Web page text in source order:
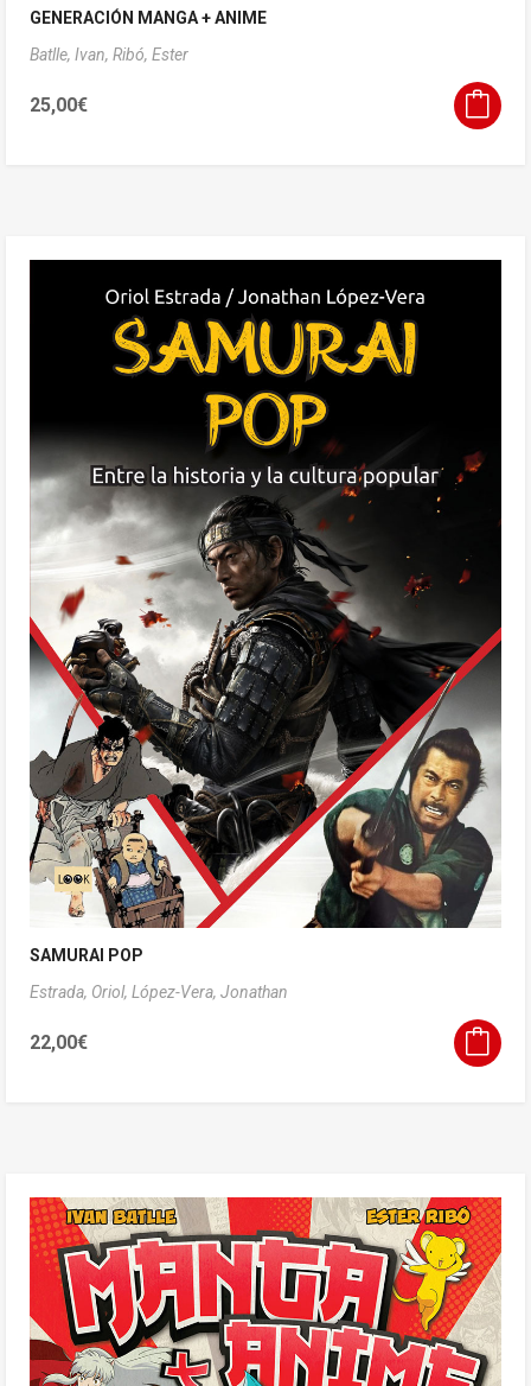
GENERACIÓN MANGA + ANIME
Batlle, Ivan, Ribó, Ester
25,00€
SAMURAI POP
Estrada, Oriol, López-Vera, Jonathan
22,00€